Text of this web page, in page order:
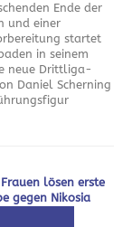
Ende der
und einer
startet
in seinem
neue Drittliga-
Daniel Scherning
lösen erste
gegen Nikosia